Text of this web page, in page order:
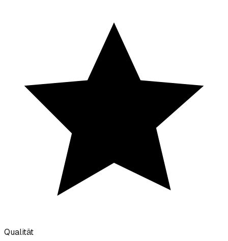
Qualität